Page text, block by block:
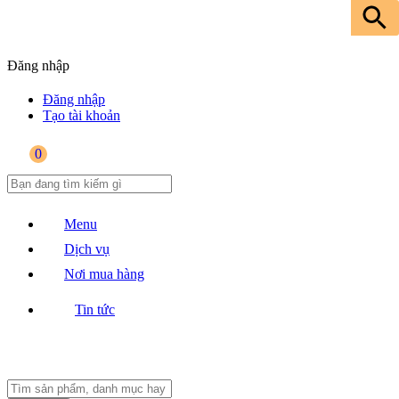
Đăng nhập
Đăng nhập
Tạo tài khoản
0
Menu
Dịch vụ
Nơi mua hàng
Tin tức